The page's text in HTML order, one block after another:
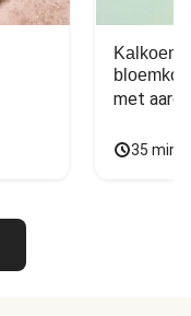
Kalkoen
met
35